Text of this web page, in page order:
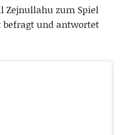
Zejnullahu zum Spiel
befragt und antwortet